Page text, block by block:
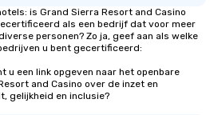
is Grand Sierra Resort and Casino
als een bedrijf dat voor meer
personen? Zo ja, geef aan als welke
u bent gecertificeerd:
u een link opgeven naar het openbare
and Casino over de inzet en
gelijkheid en inclusie?